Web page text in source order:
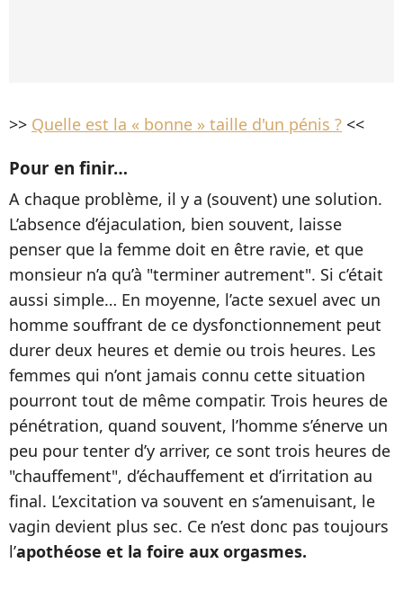
>> Quelle est la « bonne » taille d'un pénis ? <<
Pour en finir…
A chaque problème, il y a (souvent) une solution.
L’absence d’éjaculation, bien souvent, laisse
penser que la femme doit en être ravie, et que
monsieur n’a qu’à "terminer autrement". Si c’était
aussi simple… En moyenne, l’acte sexuel avec un
homme souffrant de ce dysfonctionnement peut
durer deux heures et demie ou trois heures. Les
femmes qui n’ont jamais connu cette situation
pourront tout de même compatir. Trois heures de
pénétration, quand souvent, l’homme s’énerve un
peu pour tenter d’y arriver, ce sont trois heures de
"chauffement", d’échauffement et d’irritation au
final. L’excitation va souvent en s’amenuisant, le
vagin devient plus sec. Ce n’est donc pas toujours
l’apothéose et la foire aux orgasmes.